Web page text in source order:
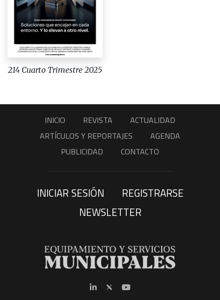
214 Cuarto Trimestre 2025
INICIO REVISTA
ACTUALIDAD
ARTÍCULOS Y REPORTAJES
AGENDA
PUBLICIDAD
CONTACTO
INICIAR SESIÓN
REGISTRARSE
NEWSLETTER